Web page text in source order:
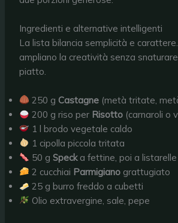
Ingredienti e alternative intelligenti
La lista bilancia semplicità e
ampliano la creatività senza
piatto.
250 g Castagne (metà tritate,
200 g riso per Risotto (carnaroli o
1 l brodo vegetale caldo
1 cipolla piccola tritata
50 gSpecka fettine, poi a listarelle
2 cucchiai Parmigiano grattugiato
25 g burro freddo a cubetti
Olio extravergine, sale, pepe